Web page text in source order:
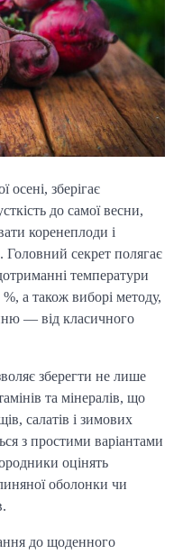
осені, зберігає
до самої весни,
коренеплоди і
Головний секрет полягає
температури
а також виборі методу,
— від класичного
зберегти не лише
та мінералів, що
салатів і зимових
з простими варіантами
оцінять
оболонки чи
до щоденного